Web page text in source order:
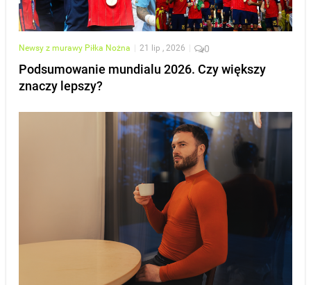
Newsy z murawy Piłka Nożna | 21 lip , 2026 | 0
Podsumowanie mundialu 2026. Czy większy
znaczy lepszy?